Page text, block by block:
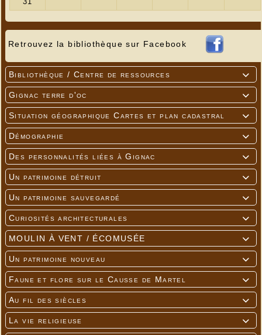
Retrouvez la bibliothèque sur Facebook

Bibliothèque / Centre de ressources

Gignac terre d'oc

Situation géographique Cartes et plan cadastral

Démographie

Des personnalités liées à Gignac

Un patrimoine détruit

Un patrimoine sauvegardé

Curiosités architecturales

MOULIN À VENT / ÉCOMUSÉE

Un patrimoine nouveau

Faune et flore sur le Causse de Martel

Au fil des siècles

La vie religieuse